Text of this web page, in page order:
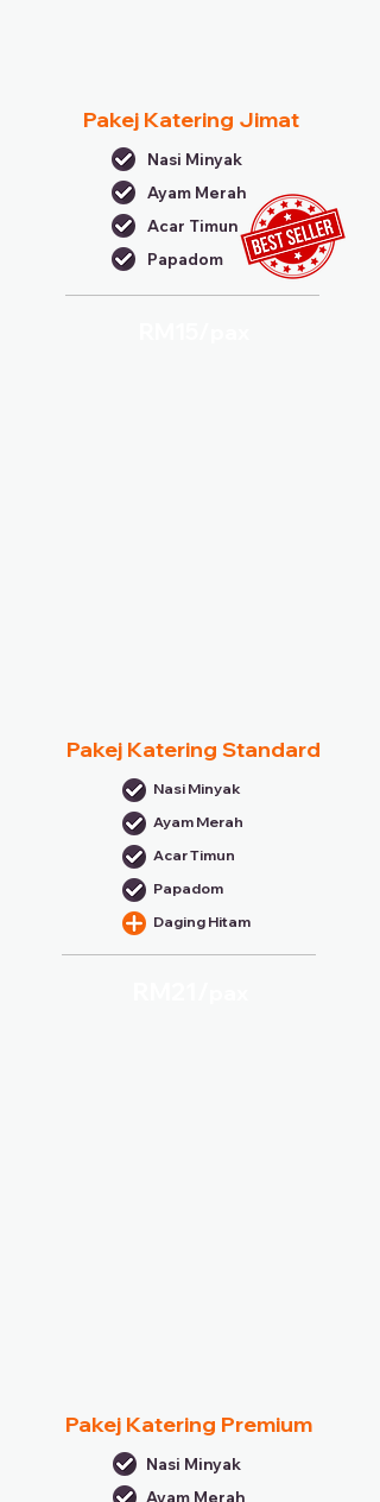
Pakej Katering Jimat
Nasi Minyak
Ayam Merah
Acar Timun
Papadom
Pakej Katering Standard
Nasi Minyak
Ayam Merah
Acar Timun
Papadom
Daging Hitam
Pakej Katering Premium
Nasi Minyak
Ayam Merah